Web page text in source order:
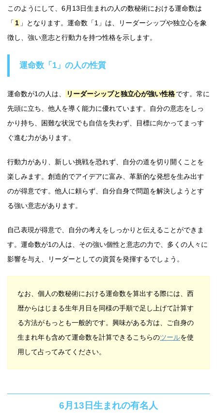
このようにして、6月13日生まれの人の数秘術における運命数は
「 1 」となります。運命数「1」は、リーダーシップや独立心を象
徴し、強い意志と行動力を持つ性格を示します。
運命数「1」の人の性質
運命数が1の人は、 リーダーシップと独立心が強い性格です。常に
先頭に立ち、他人を導く能力に優れています。自分の意志をしっ
かり持ち、困難な状況でも自信を失わず、目標に向かってまっす
ぐ進む力があります。
行動力があり、新しい挑戦を恐れず、自分の道を切り開くことを
楽しみます。創造的でアイデアに富み、革新的な発想を生み出す
のが得意です。他人に頼らず、自分自身で問題を解決しようとす
る強い意志があります。
自己表現が得意で、自分の考えをしっかりと伝えることができま
す。運命数が1の人は、その強い個性と意志の力で、多くの人々に
影響を与え、リーダーとしての資質を発揮するでしょう。
なお、個人の数秘術における運命数を算出する際には、西
暦からはじまる生年月日を同様の手順で足し上げて計算す
る方法がもっとも一般的です。興味がある方は、ご自身の
生まれ年も含めて運命数を計算できるこちらのツールを使
用して占ってみてください。
6月13日生まれの有名人